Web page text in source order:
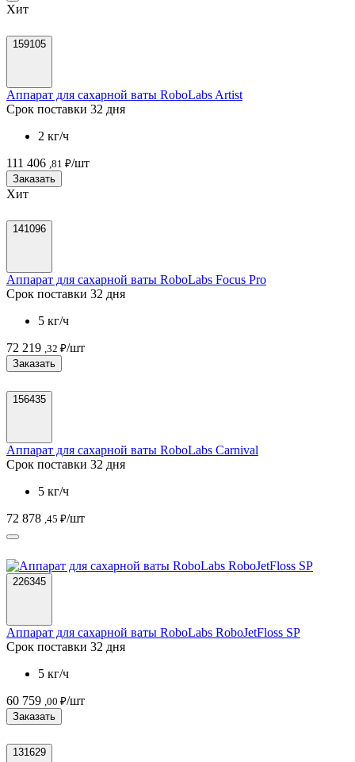
Хит
159105
Аппарат для сахарной ваты RoboLabs Artist
Срок поставки 32 дня
2 кг/ч
111 406 ,81 ₽/шт
Заказать
Хит
141096
Аппарат для сахарной ваты RoboLabs Focus Pro
Срок поставки 32 дня
5 кг/ч
72 219 ,32 ₽/шт
Заказать
156435
Аппарат для сахарной ваты RoboLabs Carnival
Срок поставки 32 дня
5 кг/ч
72 878 ,45 ₽/шт
226345
Аппарат для сахарной ваты RoboLabs RoboJetFloss SP
Срок поставки 32 дня
5 кг/ч
60 759 ,00 ₽/шт
Заказать
131629